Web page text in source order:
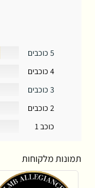
5 כוכבים
4 כוכבים
3 כוכבים
2 כוכבים
כוכב 1
תמונות מלקוחות